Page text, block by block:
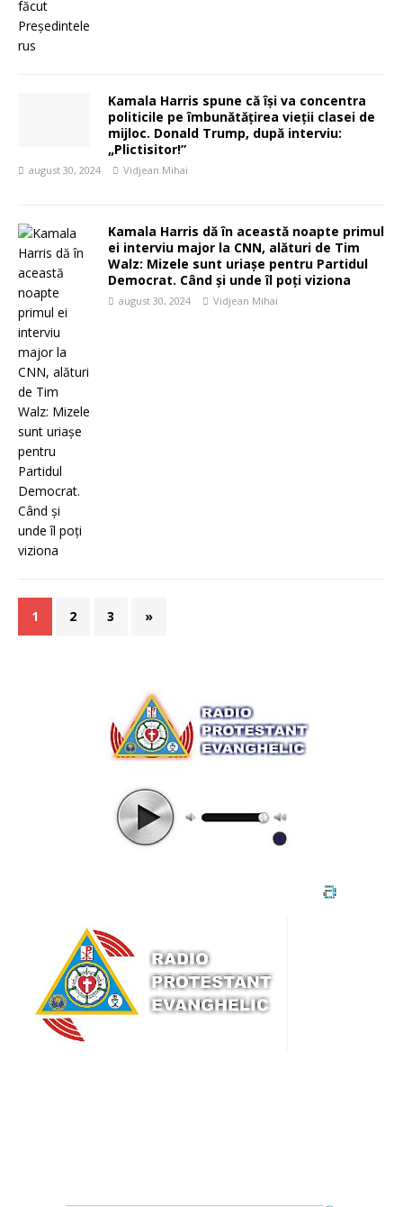
Kamala Harris spune că își va concentra
politicile pe îmbunătățirea vieții clasei de
mijloc. Donald Trump, după interviu:
„Plictisitor!”
august 30, 2024 Vidjean Mihai
Kamala Harris dă în această noapte primul
ei interviu major la CNN, alături de Tim
Walz: Mizele sunt uriașe pentru Partidul
Democrat. Când și unde îl poți viziona
august 30, 2024 Vidjean Mihai
1 2 3 »